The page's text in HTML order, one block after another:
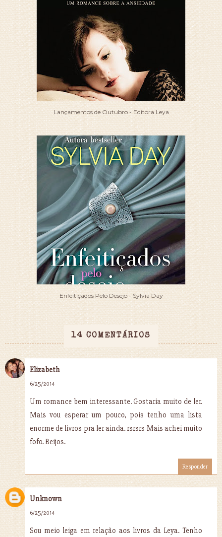
Lançamentos de Outubro - Editora Leya
Enfeitiçados Pelo Desejo - Sylvia Day
14 COMENTÁRIOS
Elizabeth
6/25/2014
Um romance bem interessante. Gostaria muito de ler.
Mais vou esperar um pouco, pois tenho uma lista
enorme de livros pra ler ainda. rsrsrs Mais achei muito
fofo. Beijos.
Responder
Unknown
6/25/2014
Sou meio leiga em relação aos livros da Leya. Tenho